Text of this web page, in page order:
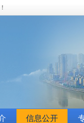
信息公开